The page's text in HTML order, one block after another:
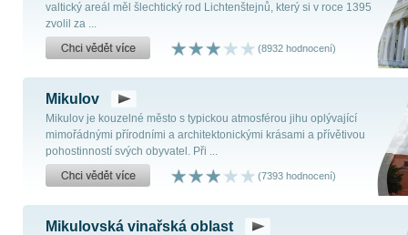
valtický areál měl šlechtický rod Lichtenštejnů, který si v roce 1395
zvolil za ...
(8932 hodnocení)
Mikulov
Mikulov je kouzelné město s typickou atmosférou jihu oplývající
mimořádnými přírodními a architektonickými krásami a přívětivou
pohostinností svých obyvatel. Při ...
(7393 hodnocení)
Mikulovská vinařská oblast